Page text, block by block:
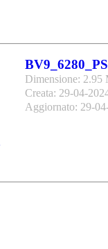
BV9_6280_PS
Dimensione: 2.95
Creata: 29-04-
Aggiornato: 29-